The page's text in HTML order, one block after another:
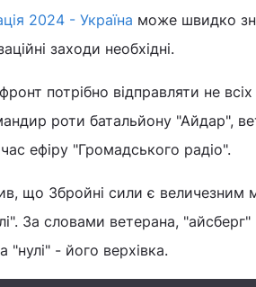
2024 - Україна може швидко
заходи необхідні.
потрібно відправляти не всіх
роти батальйону "Айдар",
ефіру "Громадського радіо".
що Збройні сили є величезним
За словами ветерана,
"нулі" - його верхівка.